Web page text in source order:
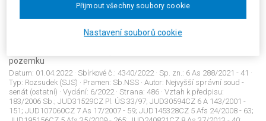
pozemku
Datum: 01.04.2022· Sbírkové č.: 4340/2022· Sp. zn.: 6 As 288/2021 - 41 ·
Typ: Rozsudek (SJS) · Pramen: Sb.NSS · Autor: Nejvyšší správní soud -
senát (ostatní) · Vydání: 6/2022· Strana: 486 · Vztah k předpisu:
183/2006 Sb.; JUD31529CZ Pl. ÚS 33/97; JUD30594CZ 6 A 143/2001 -
151; JUD107060CZ 7 As 17/2007 - 59; JUD145328CZ 5 Afs 24/2008 - 63;
Nastavení souborů cookie
Přijmout všechny soubory cookie